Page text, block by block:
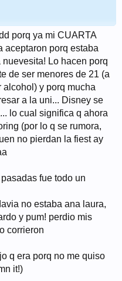
porq ya mi CUARTA
aceptaron porq estaba
Lo hacen porq
de ser menores de 21 (a
alcohol) y porq mucha
a la uni... Disney se
lo cual significa q ahora
(por lo q se rumora,
no pierdan la fiest ay
fue todo un
no estaba ana laura,
y pum! perdio mis
corrieron
q era porq no me quiso
it!)